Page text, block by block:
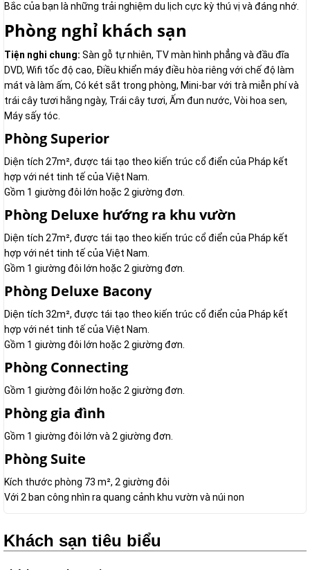
Bắc của bạn là những trải nghiệm du lịch cực kỳ thú vị và đáng nhớ.
Phòng nghỉ khách sạn
Tiện nghi chung: Sàn gỗ tự nhiên, TV màn hình phẳng và đầu đĩa
DVD, Wifi tốc độ cao, Điều khiển máy điều hòa riêng với chế độ làm
mát và làm ấm, Có két sắt trong phòng, Mini-bar với trà miễn phí và
trái cây tươi hằng ngày, Trái cây tươi, Ấm đun nước, Vòi hoa sen,
Máy sấy tóc.
Phòng Superior
Diện tích 27m², được tái tạo theo kiến trúc cổ điển của Pháp kết
hợp với nét tinh tế của Việt Nam.
Gồm 1 giường đôi lớn hoặc 2 giường đơn.
Phòng Deluxe hướng ra khu vườn
Diện tích 27m², được tái tạo theo kiến trúc cổ điển của Pháp kết
hợp với nét tinh tế của Việt Nam.
Gồm 1 giường đôi lớn hoặc 2 giường đơn.
Phòng Deluxe Bacony
Diện tích 32m², được tái tạo theo kiến trúc cổ điển của Pháp kết
hợp với nét tinh tế của Việt Nam.
Gồm 1 giường đôi lớn hoặc 2 giường đơn.
Phòng Connecting
Gồm 1 giường đôi lớn hoặc 2 giường đơn.
Phòng gia đình
Gồm 1 giường đôi lớn và 2 giường đơn.
Phòng Suite
Kích thước phòng 73 m², 2 giường đôi
Với 2 ban công nhìn ra quang cảnh khu vườn và núi non
Khách sạn tiêu biểu